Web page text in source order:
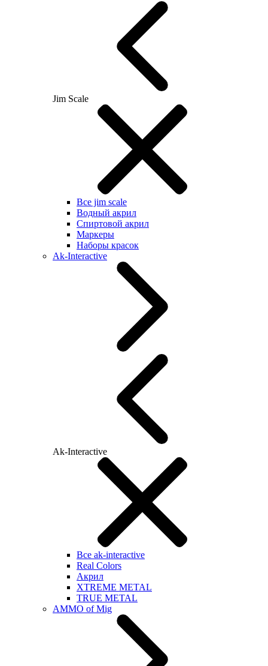
Jim Scale
Все jim scale
Водный акрил
Спиртовой акрил
Маркеры
Наборы красок
Ak-Interactive
Ak-Interactive
Все ak-interactive
Real Colors
Акрил
XTREME METAL
TRUE METAL
AMMO of Mig